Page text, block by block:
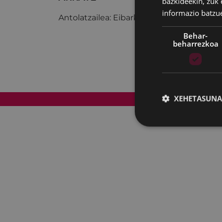
Antolatzailea: Eibarko Klub Deportiboa
Web mapa
informazio
Behar-
beharrezkoa